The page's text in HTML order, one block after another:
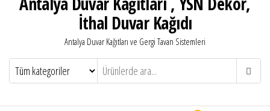
İthal Duvar Kağıdı
Antalya Duvar Kağıtları ve Gergi Tavan Sistemleri